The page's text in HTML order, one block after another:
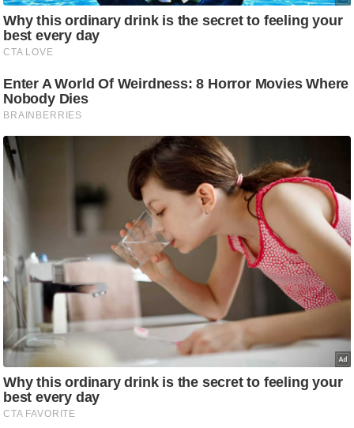
बॉ
ली
वु
हॉ
ली
वु
ड
क्षा
B
r
e
a
k
i
n